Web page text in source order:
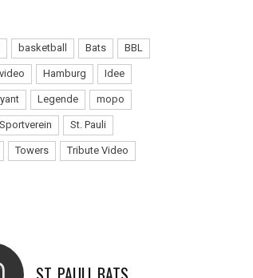
basketball Bats BBL
Hamburg Idee
Legende mopo
Sportverein St. Pauli
Towers Tribute Video